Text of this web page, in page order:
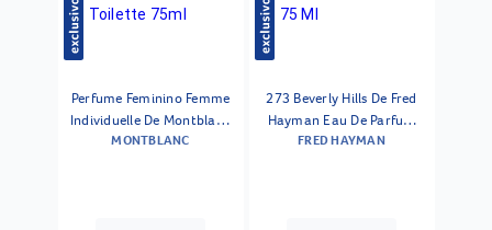
Perfume Feminino Femme
Individuelle De Montblanc
Eau De Toilette 75ml
MONTBLANC
273 Beverly Hills De Fred
Hayman Eau De Parfum
Feminino 75 Ml
FRED HAYMAN